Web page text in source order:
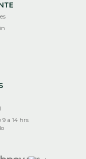
9 a 14 hrs